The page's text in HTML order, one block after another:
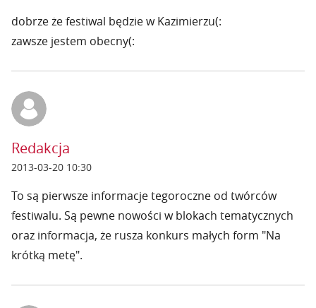
dobrze że festiwal będzie w Kazimierzu(:
zawsze jestem obecny(:
Redakcja
2013-03-20 10:30
To są pierwsze informacje tegoroczne od twórców
festiwalu. Są pewne nowości w blokach tematycznych
oraz informacja, że rusza konkurs małych form "Na
krótką metę".